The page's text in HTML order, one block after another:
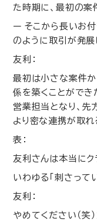
た時期に、最初の案
ー そこから長いお
のように取引が発
友利：
最初は小さな案件か
係を築くことができ
営業担当となり、先
より密な連携が取れ
表：
友利さんは本当にク
いわゆる「刺さって
友利：
やめてください（笑